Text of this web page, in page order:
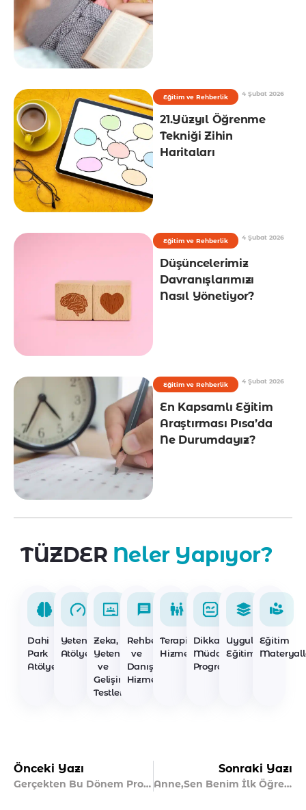
Eğitim ve Rehberlik 4 Şubat 2026
21.Yüzyıl Öğrenme
Tekniği Zihin
Haritaları
Eğitim ve Rehberlik 4 Şubat 2026
Düşüncelerimiz
Davranışlarımızı
Nasıl Yönetiyor?
Eğitim ve Rehberlik 4 Şubat 2026
En Kapsamlı Eğitim
Araştırması Pısa’da
Ne Durumdayız?
TÜZDER Neler Yapıyor?
Dahi
Park
Atölyeleri
Yetenek
Atölyeleri
Zeka,
Yetenek
ve
Gelişim
Testleri
Rehberlik
ve
Danışmanlık
Hizmetleri
Terapi
Hizmetleri
Dikkat
Müdahale
Programları
Uygulayıcı
Eğitimleri
Eğitim
Önceki Yazı
Gerçekten Bu Dönem Problem Mi?
Sonraki Yazı
Anne,Sen Benim İlk Öğretmenim Misin?